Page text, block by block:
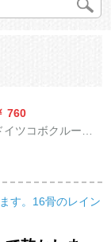
760
イツコボクルーボ
超軽い三つ折り晴
兼用傘KF 3616-